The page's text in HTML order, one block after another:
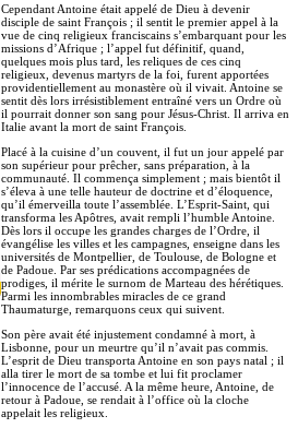
Cependant Antoine était appelé de Dieu à devenir
disciple de saint François ; il sentit le premier appel à la
vue de cinq religieux franciscains s’embarquant pour les
missions d’Afrique ; l’appel fut définitif, quand,
quelques mois plus tard, les reliques de ces cinq
religieux, devenus martyrs de la foi, furent apportées
providentiellement au monastère où il vivait. Antoine se
sentit dès lors irrésistiblement entraîné vers un Ordre où
il pourrait donner son sang pour Jésus-Christ. Il arriva en
Italie avant la mort de saint François.
Placé à la cuisine d’un couvent, il fut un jour appelé par
son supérieur pour prêcher, sans préparation, à la
communauté. Il commença simplement ; mais bientôt il
s’éleva à une telle hauteur de doctrine et d’éloquence,
qu’il émerveilla toute l’assemblée. L’Esprit-Saint, qui
transforma les Apôtres, avait rempli l’humble Antoine.
Dès lors il occupe les grandes charges de l’Ordre, il
évangélise les villes et les campagnes, enseigne dans les
universités de Montpellier, de Toulouse, de Bologne et
de Padoue. Par ses prédications accompagnées de
prodiges, il mérite le surnom de Marteau des hérétiques.
Parmi les innombrables miracles de ce grand
Thaumaturge, remarquons ceux qui suivent.
Son père avait été injustement condamné à mort, à
Lisbonne, pour un meurtre qu’il n’avait pas commis.
L’esprit de Dieu transporta Antoine en son pays natal ; il
alla tirer le mort de sa tombe et lui fit proclamer
l’innocence de l’accusé. A la même heure, Antoine, de
retour à Padoue, se rendait à l’office où la cloche
appelait les religieux.